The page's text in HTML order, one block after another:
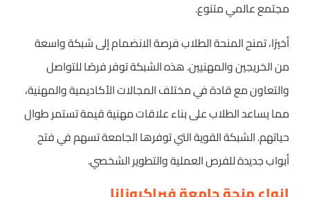
مجتمع عالمي متنوع.
أخيرًا، تمنح المنحة الطلاب فرصة الانضمام إلى شبكة واسعة
من الخريجين والمهنيين. هذه الشبكة توفر فرصًا للتواصل
والتعاون مع قادة في مختلف المجالات الأكاديمية والمهنية،
مما يساعد الطلاب على بناء علاقات مهنية قيمة تستمر طوال
حياتهم. الشبكة القوية التي توفرها الجامعة تسهم في فتح
أبواب جديدة للفرص العملية والتطوير الشخصي.